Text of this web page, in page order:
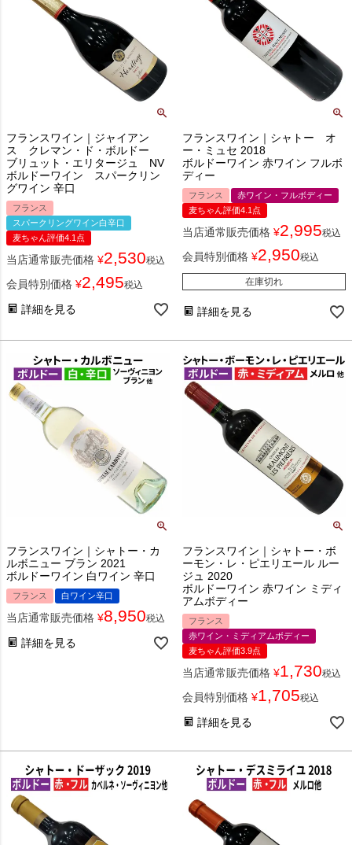
フランスワイン｜ジャイアン
ス クレマン・ド・ボルドー
ブリュット・エリタージュ NV
ボルドーワイン スパークリン
グワイン 辛口
フランス
スパークリングワイン白辛口
麦ちゃん評価4.1点
当店通常販売価格 ¥2,530税込
会員特別価格 ¥2,495税込
詳細を見る
フランスワイン｜シャトー オ
ー・ミュセ 2018
ボルドーワイン 赤ワイン フルボ
ディー
フランス
赤ワイン・フルボディー
麦ちゃん評価4.1点
当店通常販売価格 ¥2,995税込
会員特別価格 ¥2,950税込
在庫切れ
詳細を見る
フランスワイン｜シャトー・カ
ルボニュー ブラン 2021
ボルドーワイン 白ワイン 辛口
フランス 白ワイン辛口
当店通常販売価格 ¥8,950税込
詳細を見る
フランスワイン｜シャトー・ボ
ーモン・レ・ピエリエール ルー
ジュ 2020
ボルドーワイン 赤ワイン ミディ
アムボディー
フランス
赤ワイン・ミディアムボディー
麦ちゃん評価3.9点
当店通常販売価格 ¥1,730税込
会員特別価格 ¥1,705税込
詳細を見る